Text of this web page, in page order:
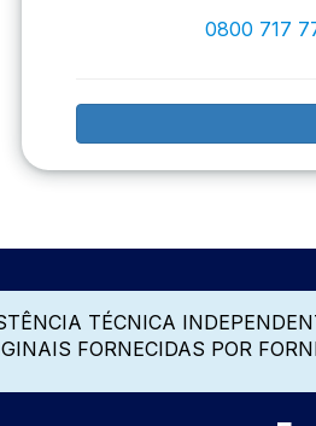
0800 717
TÉCNICA
FORNECIDAS POR